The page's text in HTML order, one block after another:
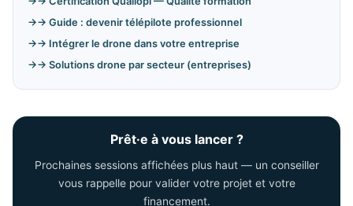
→ Guide : devenir télépilote professionnel
→ Intégrer le drone dans votre entreprise
→ Solutions drone par secteur (entreprises)
Prêt·e à vous lancer ?
Prochaines sessions affichées plus haut — un conseiller
vous rappelle pour valider votre projet et votre
financement.